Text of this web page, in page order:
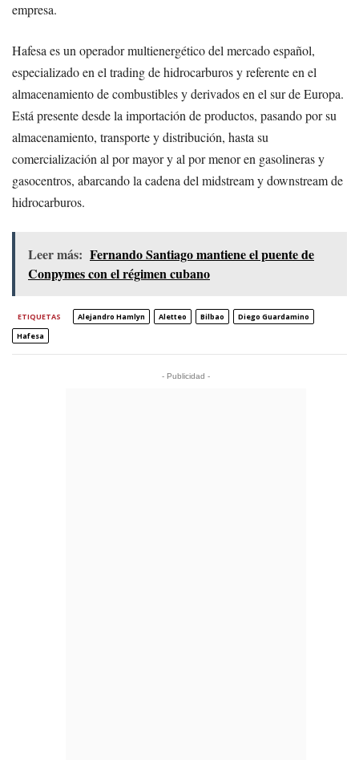
empresa.
Hafesa es un operador multienergético del mercado español,
especializado en el trading de hidrocarburos y referente en el
almacenamiento de combustibles y derivados en el sur de Europa.
Está presente desde la importación de productos, pasando por su
almacenamiento, transporte y distribución, hasta su
comercialización al por mayor y al por menor en gasolineras y
gasocentros, abarcando la cadena del midstream y downstream de
hidrocarburos.
Leer más: Fernando Santiago mantiene el puente de
Conpymes con el régimen cubano
ETIQUETAS Alejandro Hamlyn Aletteo Bilbao
Diego Guardamino
Hafesa
- Publicidad -